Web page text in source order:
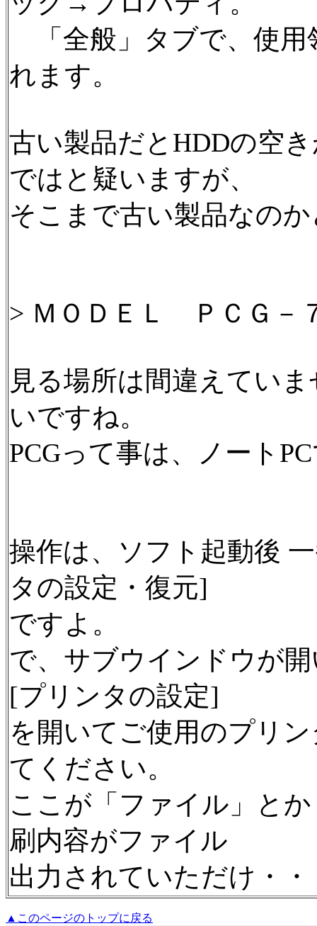
「全般」タブで、使用
れます。
古い製品だとHDDの空
ではと疑いますが、
そこまで古い製品なの
> ＭＯＤＥＬ ＰＣＧ－
見る場所は間違えてい
いですね。
PCGって事は、ノート
操作は、ソフト起動後
タの設定・復元]
ですよ。
で、サブウインドウが
[プリンタの設定]
を開いてご使用のプリ
てください。
ここが「ファイル」と
刷内容がファイル
出力されていただけ・
▲このページのトップに戻る